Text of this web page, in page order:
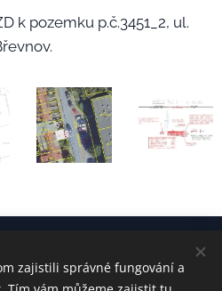
k pozemku p.č.3451_2, ul.
Radek ŠVEC
zajistili správné fungování a